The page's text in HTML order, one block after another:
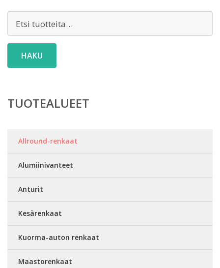
HAKU
TUOTEALUEET
Allround-renkaat
Alumiinivanteet
Anturit
Kesärenkaat
Kuorma-auton renkaat
Maastorenkaat